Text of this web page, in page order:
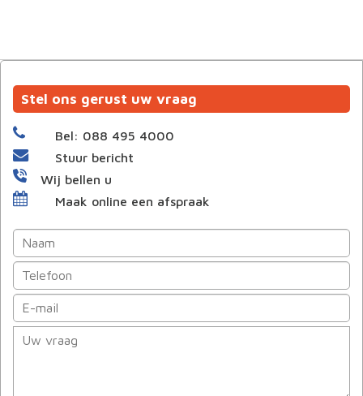
Stel ons gerust uw vraag
Bel: 088 495 4000
Stuur bericht
Wij bellen u
Maak online een afspraak